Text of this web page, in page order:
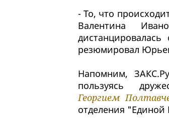
- То, что
Валентина
резюмировал
Напомним,
пользуясь
Георгием
отделения "Единой